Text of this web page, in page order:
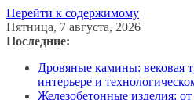
Перейти к содержимому
Пятница, 7 августа, 2026
Последние:
Дровяные камины: вековая
интерьере и
Железобетонные изделия: